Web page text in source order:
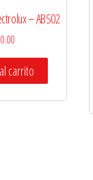
– ABS02
carrito